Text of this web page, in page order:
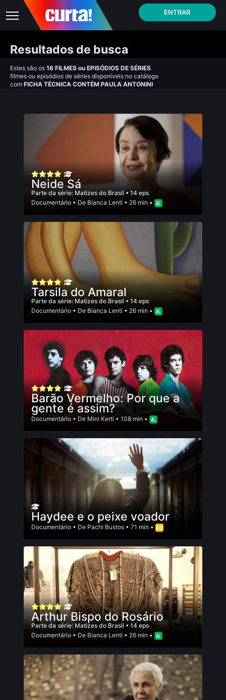
ENTRAR
Resultados de busca
Estes são os 16 FILMES ou EPISÓDIOS DE SÉRIES
filmes ou episódios de séries disponíveis no catálogo
com FICHA TÉCNICA CONTÉM PAULA ANTONINI
Neide Sá
Parte da série: Matizes do Brasil • 14 eps
Documentário • De Bianca Lenti • 26 min •
Tarsila do Amaral
Parte da série: Matizes do Brasil • 14 eps
Documentário • De Bianca Lenti • 26 min •
Barão Vermelho: Por que a
gente é assim?
Documentário • De Mini Kerti • 108 min •
Haydee e o peixe voador
Documentário • De Pachi Bustos • 71 min •
Arthur Bispo do Rosário
Parte da série: Matizes do Brasil • 14 eps
Documentário • De Bianca Lenti • 26 min •